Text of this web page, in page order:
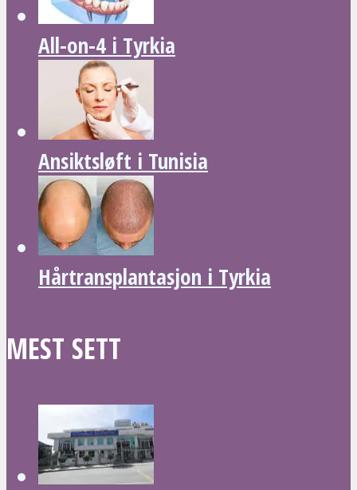
All-on-4 i Tyrkia
Ansiktsløft i Tunisia
Hårtransplantasjon i Tyrkia
MEST SETT